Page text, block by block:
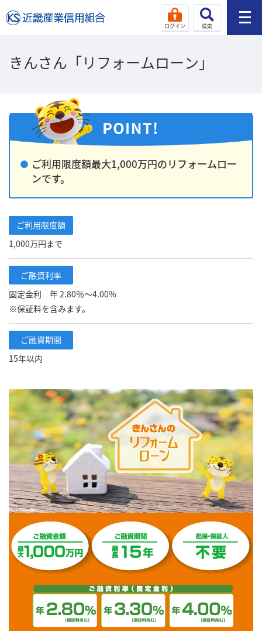
ログイン 検索
きんさん「リフォームローン」
ご利用限度額最大1,000万円のリフォームロー
ンです。
ご利用限度額
1,000万円まで
ご融資利率
固定金利 年 2.80％～4.00%
※保証料を含みます。
ご融資期間
15年以内